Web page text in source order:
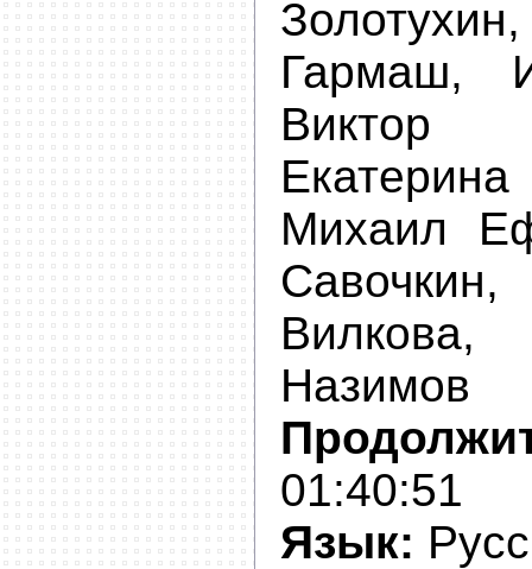
Гармаш,
Виктор
Михаил
Назимов
01:40:51
Язык: